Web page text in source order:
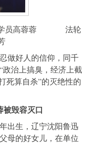
员高蓉蓉 法轮
做好人的信仰，同千
治上搞臭，经济上截
死算自杀”的灭绝性的
被毁容灭口
出生，辽宁沈阳鲁迅
母的好女儿，在单位